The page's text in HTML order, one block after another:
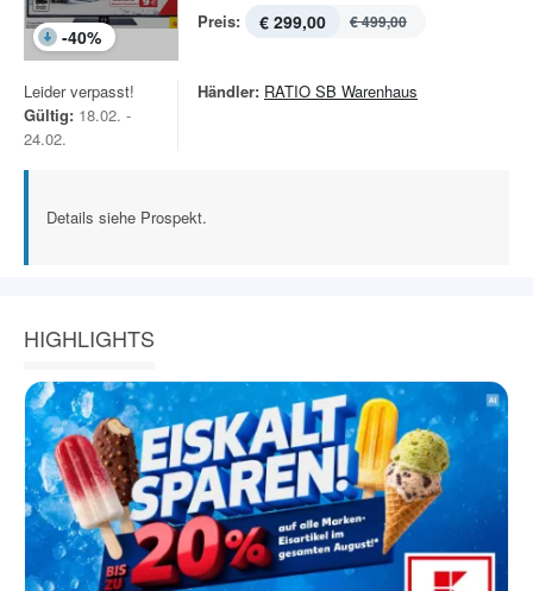
-40%
Preis: € 299,00 € 499,00
Leider verpasst!
Gültig: 18.02. -
24.02.
Händler: RATIO SB Warenhaus
Details siehe Prospekt.
HIGHLIGHTS